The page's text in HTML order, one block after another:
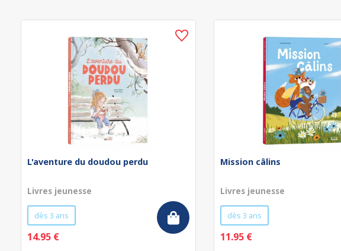
L'aventure du doudou perdu
Livres jeunesse
dès 3 ans
14.95 €
Mission câlins
Livres jeunesse
dès 3 ans
11.95 €